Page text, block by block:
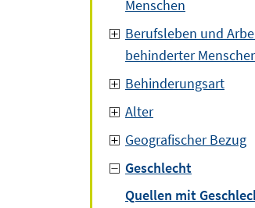
Menschen
Berufsleben und
behinderter
Behinderungsart
Alter
Geografischer Bezug
Geschlecht
Quellen mit